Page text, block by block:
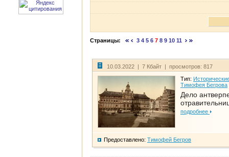
Страницы: 3 4 5 6 7 8 9 10 11
10.03.2022 | 7 Кбайт | просмотров: 817
Тип:
Тимофея Бегрова
Дело
подробнее
Предоставлено: Тимофей Бегров